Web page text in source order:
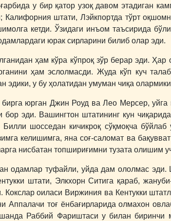
у бир қатор узоқ давом этадиган
Калифорния штати, Лэйкпортда тўрт
кетди. Ўзидаги инъом таъсирида
юрак сирларини билиб олар эди.
ҳам кўра кўпроқ зўр берар эди.
ҳам эслолмасди. Жуда кўп куч
эдики, у бу ҳолатидан умуман чиқа
юрган Джин Роуд ва Лео Мерсер,
эди. Вашингтон штатининг кун
шосседан кичикроқ сўқмоқча
келишимга, яна соғ-саломат ва
нисбатан топшириғимни тузата олишим
одамлар туфайли, уйда дам ололмас
штати, Элкхорн Ситига қараб,
Кокслар оиласи Виржиния ва Кентукки
Аппалачи тоғ ёнбағирларида олмахон
Раббий Фариштаси у билан биринчи